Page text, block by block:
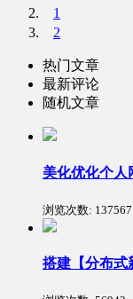
1
2
热门文章
最新评论
随机文章
美化优化个人
浏览次数: 137567
搭建【分布式